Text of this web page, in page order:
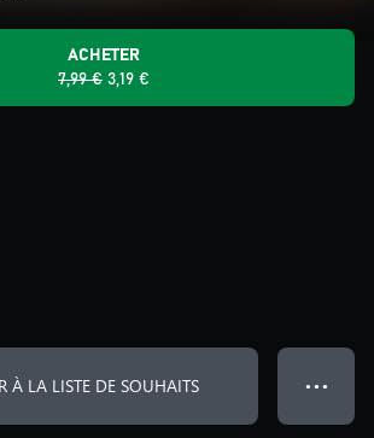
ACHETER
7,99 € 3,19 €
À LA LISTE DE SOUHAITS ● ● ●